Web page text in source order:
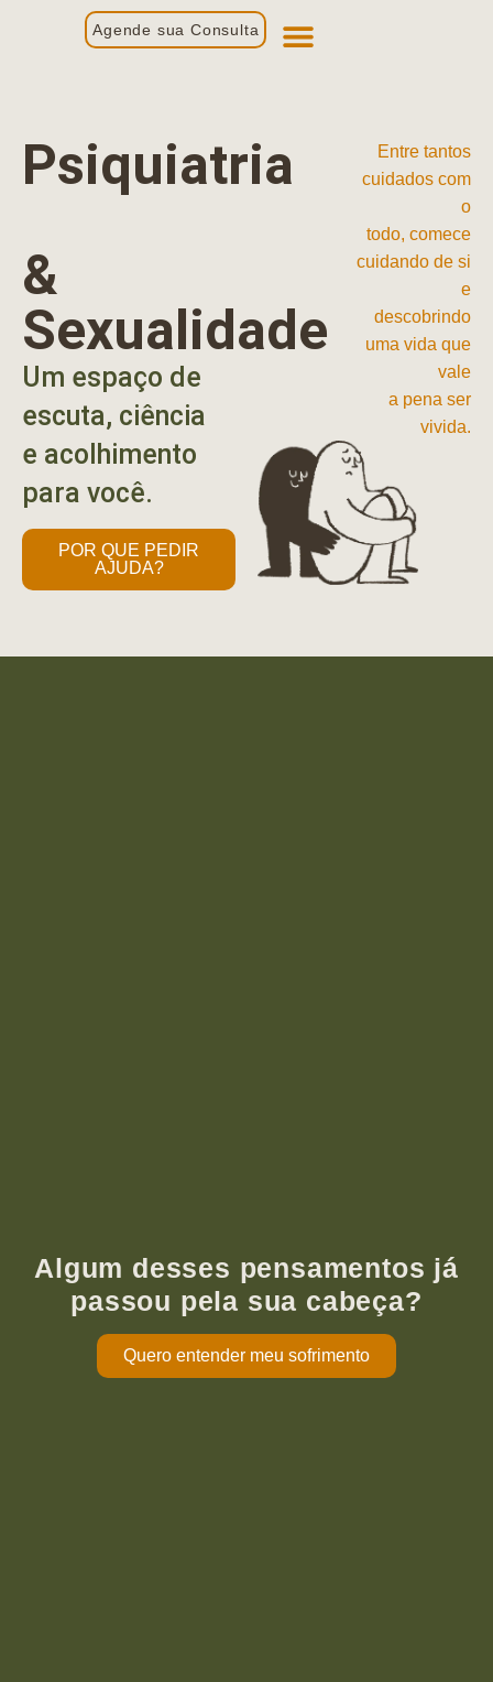
Agende sua Consulta
Psiquiatria
&
Sexualidade
Um espaço de
escuta, ciência
e acolhimento
para você.
POR QUE PEDIR
AJUDA?
Entre tantos
cuidados com
o
todo, comece
cuidando de si
e
descobrindo
uma vida que
vale
a pena ser
vivida.
Algum desses pensamentos já
passou pela sua cabeça?
Quero entender meu sofrimento